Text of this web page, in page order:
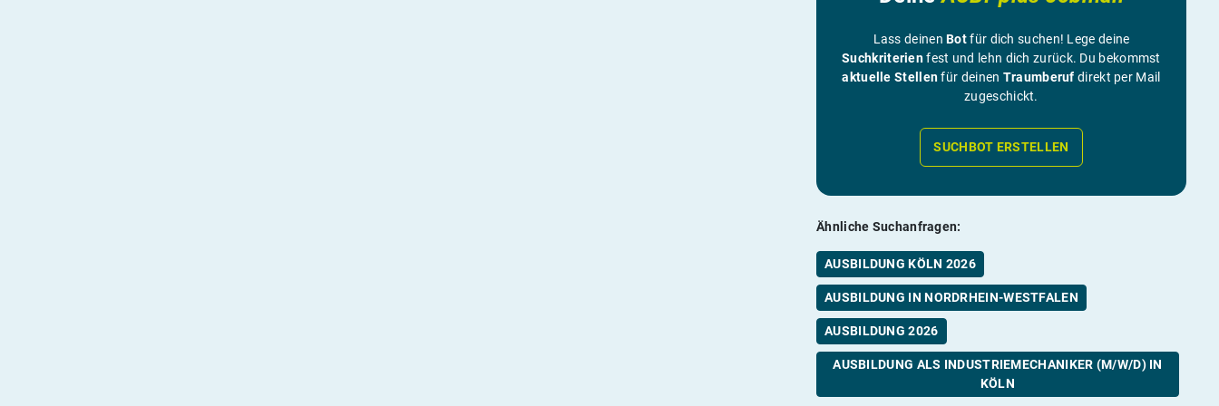
Lass deinenBotfür dich suchen! Lege deine
Suchkriterienfest und lehn dich zurück. Du bekommst
aktuelle Stellenfür deinen Traumberuf direkt per Mail
zugeschickt.
SUCHBOT ERSTELLEN
Ähnliche Suchanfragen:
AUSBILDUNG KÖLN 2026
AUSBILDUNG IN NORDRHEIN-WESTFALEN
AUSBILDUNG 2026
AUSBILDUNG ALS INDUSTRIEMECHANIKER (M/W/D) IN
KÖLN